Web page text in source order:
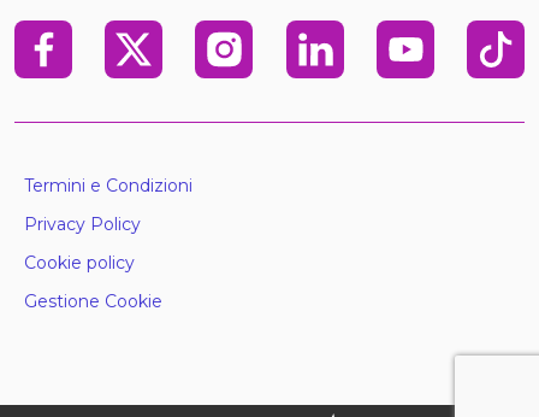
FacebookX InstagramLinkedin Youtube TikTok
Termini e Condizioni
Privacy Policy
Cookie policy
Gestione Cookie